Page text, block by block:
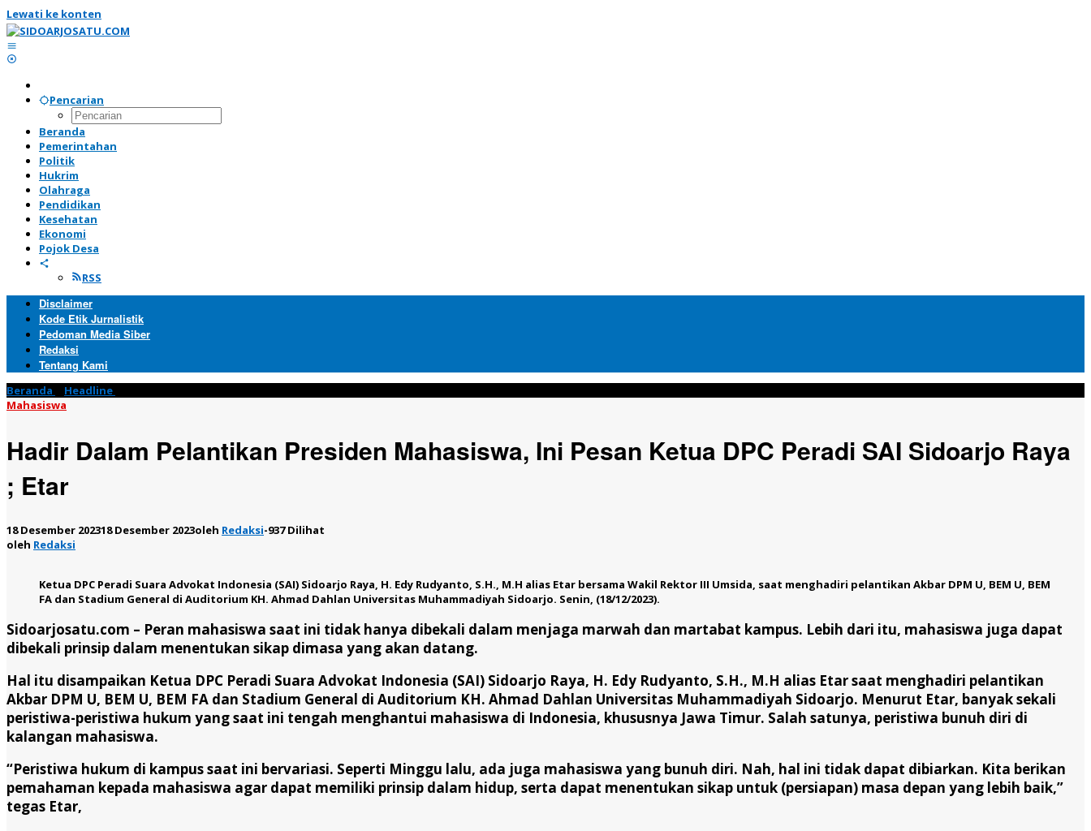
Lewati ke konten
Pencarian
Beranda
Pemerintahan
Politik
Hukrim
Olahraga
Pendidikan
Kesehatan
Ekonomi
Pojok Desa
RSS
Disclaimer
Kode Etik Jurnalistik
Pedoman Media Siber
Redaksi
Tentang Kami
Beranda Headline
Mahasiswa
Hadir Dalam Pelantikan Presiden Mahasiswa, Ini Pesan Ketua DPC Peradi SAI Sidoarjo Raya
; Etar
18 Desember 202318 Desember 2023oleh Redaksi-937 Dilihat
oleh Redaksi
Ketua DPC Peradi Suara Advokat Indonesia (SAI) Sidoarjo Raya, H. Edy Rudyanto, S.H., M.H alias Etar bersama Wakil Rektor III Umsida, saat menghadiri pelantikan Akbar DPM U, BEM U, BEM
FA dan Stadium General di Auditorium KH. Ahmad Dahlan Universitas Muhammadiyah Sidoarjo. Senin, (18/12/2023).
Sidoarjosatu.com – Peran mahasiswa saat ini tidak hanya dibekali dalam menjaga marwah dan martabat kampus. Lebih dari itu, mahasiswa juga dapat
dibekali prinsip dalam menentukan sikap dimasa yang akan datang.
Hal itu disampaikan Ketua DPC Peradi Suara Advokat Indonesia (SAI) Sidoarjo Raya, H. Edy Rudyanto, S.H., M.H alias Etar saat menghadiri pelantikan
Akbar DPM U, BEM U, BEM FA dan Stadium General di Auditorium KH. Ahmad Dahlan Universitas Muhammadiyah Sidoarjo. Menurut Etar, banyak sekali
peristiwa-peristiwa hukum yang saat ini tengah menghantui mahasiswa di Indonesia, khususnya Jawa Timur. Salah satunya, peristiwa bunuh diri di
kalangan mahasiswa.
“Peristiwa hukum di kampus saat ini bervariasi. Seperti Minggu lalu, ada juga mahasiswa yang bunuh diri. Nah, hal ini tidak dapat dibiarkan. Kita berikan
pemahaman kepada mahasiswa agar dapat memiliki prinsip dalam hidup, serta dapat menentukan sikap untuk (persiapan) masa depan yang lebih baik,”
tegas Etar,